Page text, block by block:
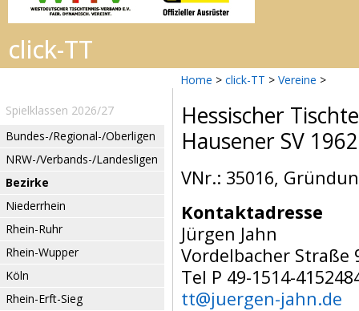
Home > click-TT > Vereine >
Spielklassen 2026/27
Bundes-/Regional-/Oberligen
NRW-/Verbands-/Landesligen
Bezirke
Niederrhein
Rhein-Ruhr
Rhein-Wupper
Köln
Rhein-Erft-Sieg
Hessischer
Hausener SV 1962
VNr.: 35016,
Kontaktadresse
Jürgen Jahn
Vordelbacher Straße
Tel P 49-1514-
tt@juergen-jahn.de